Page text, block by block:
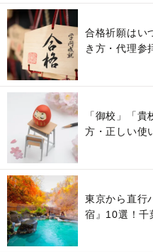
合格祈願はい
き方・代理参
「御校」「
方・正しい使
東京から直行
宿』10選！千